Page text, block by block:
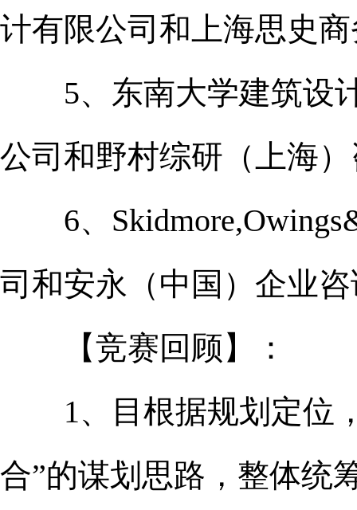
计有限公司和上海思史
5、东南大学建筑设计
公司和野村综研（上海
6、
司和安永（中国）企业
【竞赛回顾】：
1、目根据规划定位，
合”的谋划思路，整体统